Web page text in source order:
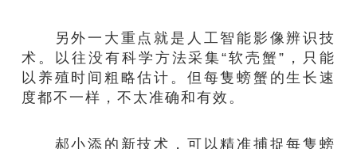
另外一大重点就是人工智能影像辨识技
术。以往没有科学方法采集“软壳蟹”，只能
以养殖时间粗略估计。但每隻螃蟹的生长速
度都不一样，不太准确和有效。
郝小添的新技术，可以精准捕捉每隻螃